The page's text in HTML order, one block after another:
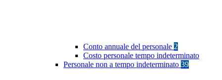
Conto annuale del personale 2
Costo personale tempo indeterminato
Personale non a tempo indeterminato 39